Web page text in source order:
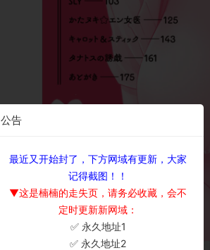
公告
最近又开始封了，下方网域有更新，大家
记得截图！！
▼这是楠楠的走失页，请务必收藏，会不
定时更新新网域：
✅ 永久地址1
✅ 永久地址2